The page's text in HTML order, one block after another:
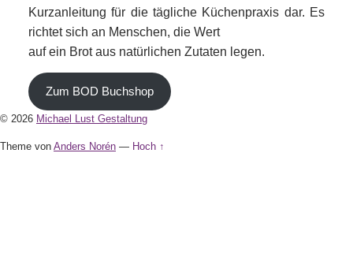
Kurzanleitung für die tägliche Küchenpraxis dar. Es
richtet sich an Menschen, die Wert
auf ein Brot aus natürlichen Zutaten legen.
Zum BOD Buchshop
© 2026 Michael Lust Gestaltung
Theme von Anders Norén — Hoch ↑